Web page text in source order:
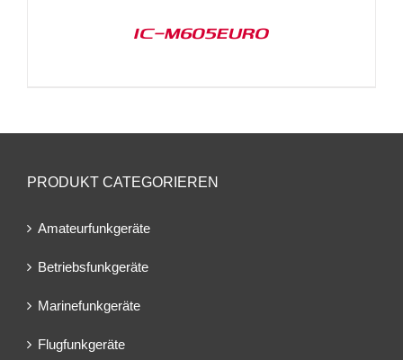
IC-M605EURO
PRODUKT CATEGORIEREN
Amateurfunkgeräte
Betriebsfunkgeräte
Marinefunkgeräte
Flugfunkgeräte